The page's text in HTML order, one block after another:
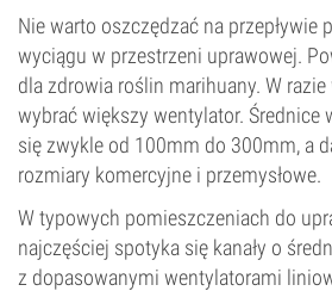
Nie warto oszczędzać na przepływie
wyciągu w przestrzeni uprawowej.
dla zdrowia roślin marihuany. W
wybrać większy wentylator. Średnice
się zwykle od 100mm do 300mm, a
rozmiary komercyjne i przemysłowe.
W typowych pomieszczeniach do
najczęściej spotyka się kanały o
z dopasowanymi wentylatorami